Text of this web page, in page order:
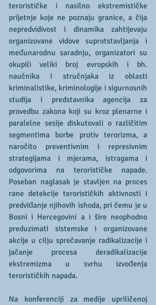
terorističke i nasilno ekstremističke
prijetnje koje ne poznaju granice, a čija
nepredvidivost i dinamika zahtijevaju
organizovane vidove suprotstavljanja i
međunarodnu saradnju, organizatori su
okupili veliki broj evropskih i bh.
naučnika i stručnjaka iz oblasti
kriminalistike, kriminologije i sigurnosnih
studija i predstavnika agencija za
provedbu zakona koji su kroz plenarne i
paralelne sesije diskutovali o različitim
segmentima borbe protiv terorizma, a
naročito preventivnim i represivnim
strategijama i mjerama, istragama i
odgovorima na terorističke napade.
Poseban naglasak je stavljen na proces
rane detekcije terorističkih aktivnosti i
predviđanje njihovih ishoda, pri čemu je u
Bosni i Hercegovini a i šire neophodno
preduzimati sistemske i organizovane
akcije u cilju sprečavanje radikalizacije i
jačanje procesa deradikalizacije
ekstremizma u svrhu izvođenja
terorističkih napada.
Na konferenciji za medije upriličenoj